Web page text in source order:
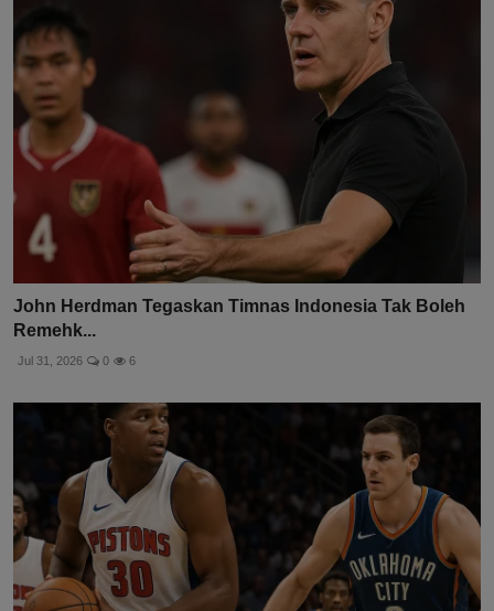
John Herdman Tegaskan Timnas Indonesia Tak Boleh
Remehk...
Jul 31, 2026 0 6